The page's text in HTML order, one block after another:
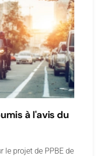
à l'avis du
le projet de PPBE de